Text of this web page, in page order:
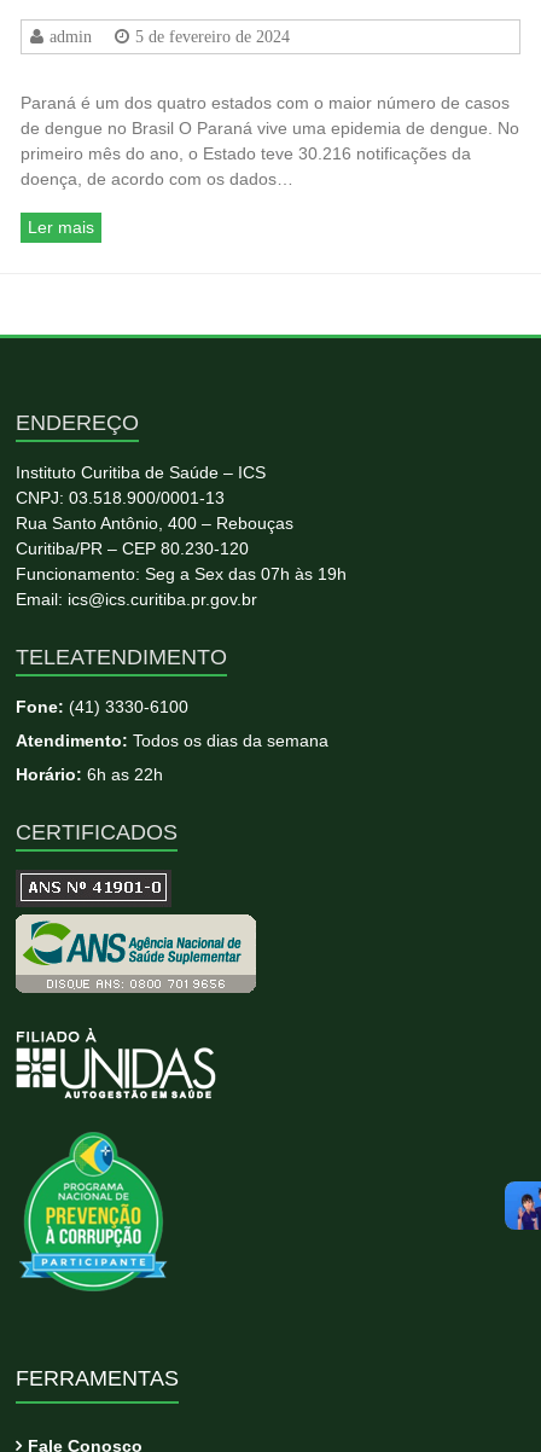
admin 5 de fevereiro de 2024
Paraná é um dos quatro estados com o maior número de casos
de dengue no Brasil O Paraná vive uma epidemia de dengue. No
primeiro mês do ano, o Estado teve 30.216 notificações da
doença, de acordo com os dados…
Ler mais
ENDEREÇO
Instituto Curitiba de Saúde – ICS
CNPJ: 03.518.900/0001-13
Rua Santo Antônio, 400 – Rebouças
Curitiba/PR – CEP 80.230-120
Funcionamento: Seg a Sex das 07h às 19h
Email: ics@ics.curitiba.pr.gov.br
TELEATENDIMENTO
Fone:(41) 3330-6100
Atendimento: Todos os dias da semana
Horário: 6h as 22h
CERTIFICADOS
FERRAMENTAS
Fale Conosco